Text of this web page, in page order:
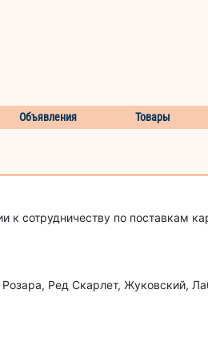
Объявления Товары
к сотрудничеству по поставкам
Ред Скарлет, Жуковский,